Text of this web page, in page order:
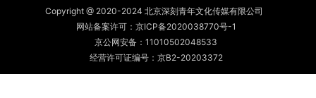
Copyright @ 2020-2024 北京深刻青年文化传媒有限公司
网站备案许可： 京ICP备2020038770号-1
京公网安备： 11010502048533
经营许可证编号：京B2-20203372